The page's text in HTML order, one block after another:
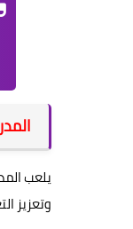
يلعب
وتعزيز